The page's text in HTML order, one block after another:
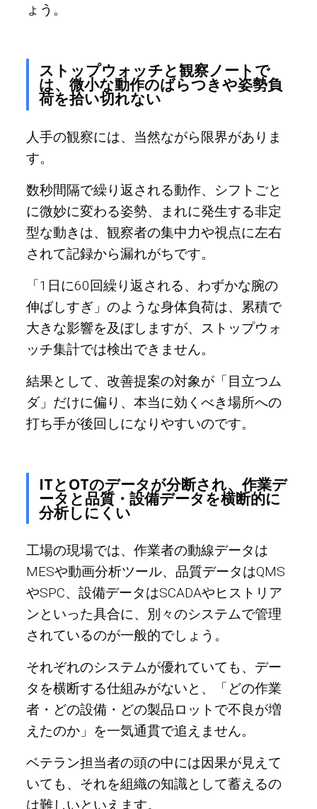
ょう。
ストップウォッチと観察ノートで
は、微小な動作のばらつきや姿勢負
荷を拾い切れない
人手の観察には、当然ながら限界がありま
す。
数秒間隔で繰り返される動作、シフトごと
に微妙に変わる姿勢、まれに発生する非定
型な動きは、観察者の集中力や視点に左右
されて記録から漏れがちです。
「1日に60回繰り返される、わずかな腕の
伸ばしすぎ」のような身体負荷は、累積で
大きな影響を及ぼしますが、ストップウォ
ッチ集計では検出できません。
結果として、改善提案の対象が「目立つム
ダ」だけに偏り、本当に効くべき場所への
打ち手が後回しになりやすいのです。
ITとOTのデータが分断され、作業デ
ータと品質・設備データを横断的に
分析しにくい
工場の現場では、作業者の動線データは
MESや動画分析ツール、品質データはQMS
やSPC、設備データはSCADAやヒストリア
ンといった具合に、別々のシステムで管理
されているのが一般的でしょう。
それぞれのシステムが優れていても、デー
タを横断する仕組みがないと、「どの作業
者・どの設備・どの製品ロットで不良が増
えたのか」を一気通貫で追えません。
ベテラン担当者の頭の中には因果が見えて
いても、それを組織の知識として蓄えるの
は難しいといえます。